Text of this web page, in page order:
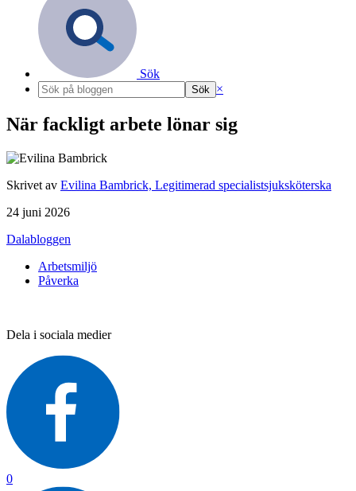
Sök
×
När fackligt arbete lönar sig
Skrivet av Evilina Bambrick, Legitimerad specialistsjuksköterska
24 juni 2026
Dalabloggen
Arbetsmiljö
Påverka
Dela i sociala medier
0